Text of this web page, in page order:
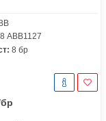
ABB1127
8 бр
бр